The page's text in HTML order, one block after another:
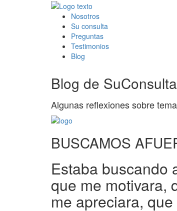
Nosotros
Su consulta
Preguntas
Testimonios
Blog
Blog de
Algunas reflexiones sobre
BUSCAMOS
Estaba buscando
que me motivara,
me apreciara,